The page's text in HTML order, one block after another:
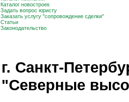
Каталог новостроек
Задать вопрос юристу
Заказать услугу "сопровождение сделки"
Статьи
Законодательство
г. Санкт-
"Северные